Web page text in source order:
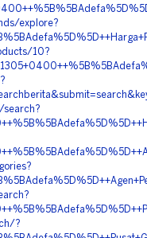
explore?
10?
search?
?